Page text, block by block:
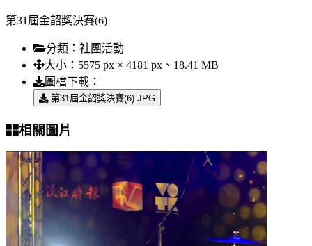
第31屆金韶獎決賽(6)
分類： 社團活動
大小： 5575 px × 4181 px、18.41 MB
圖檔下載：
第31屆金韶獎決賽(6).JPG
相關圖片